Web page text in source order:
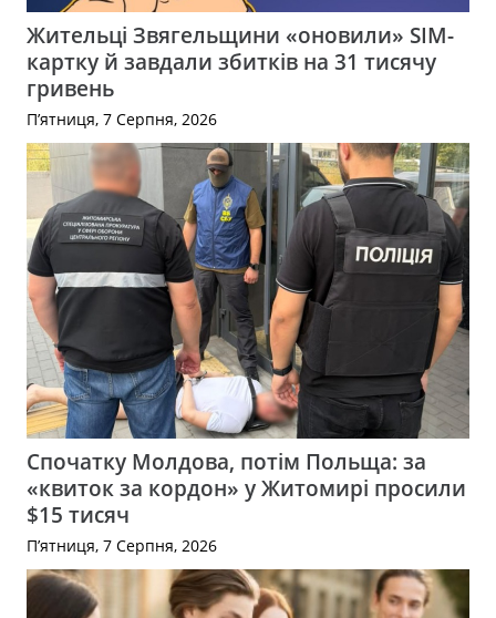
Жительці Звягельщини «оновили» SIM-
картку й завдали збитків на 31 тисячу
гривень
П’ятниця, 7 Серпня, 2026
Спочатку Молдова, потім Польща: за
«квиток за кордон» у Житомирі просили
$15 тисяч
П’ятниця, 7 Серпня, 2026